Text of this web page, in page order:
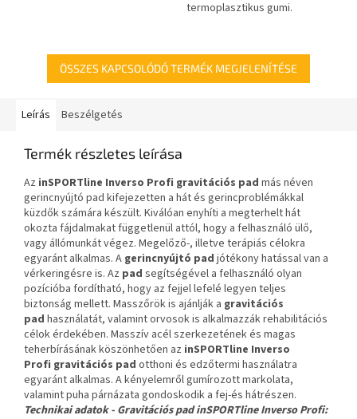
termoplasztikus gumi.
ÖSSZES KAPCSOLÓDÓ TERMÉK MEGJELENÍTÉSE
Leírás Beszélgetés
Termék részletes leírása
Az inSPORTline Inverso Profi gravitációs pad más néven
gerincnyújtó pad kifejezetten a hát és gerincproblémákkal
küzdők számára készült. Kiválóan enyhíti a megterhelt hát
okozta fájdalmakat függetlenül attól, hogy a felhasználó ülő,
vagy állómunkát végez. Megelőző-, illetve terápiás célokra
egyaránt alkalmas. A gerincnyújtó pad jótékony hatással van a
vérkeringésre is. Az pad segítségével a felhasználó olyan
pozícióba fordítható, hogy az fejjel lefelé legyen teljes
biztonság mellett. Masszőrök is ajánlják a gravitációs
pad használatát, valamint orvosok is alkalmazzák rehabilitációs
célok érdekében. Masszív acél szerkezetének és magas
teherbírásának köszönhetően az inSPORTline Inverso
Profi gravitációs pad otthoni és edzőtermi használatra
egyaránt alkalmas. A kényelemről gumírozott markolata,
valamint puha párnázata gondoskodik a fej-és hátrészen.
Technikai adatok - Gravitációs pad inSPORTline Inverso Profi: